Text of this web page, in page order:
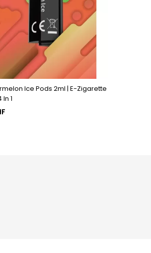
Ice Pods 2ml | E-Zigarette
1